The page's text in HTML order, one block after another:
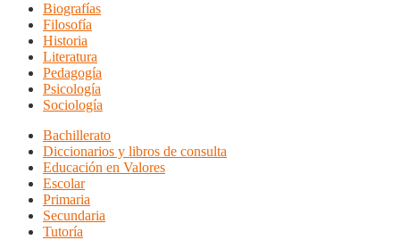
Biografías
Filosofía
Historia
Literatura
Pedagogía
Psicología
Sociología
Bachillerato
Diccionarios y libros de consulta
Educación en Valores
Escolar
Primaria
Secundaria
Tutoría